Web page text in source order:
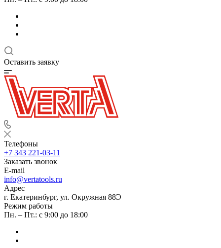
Оставить заявку
Телефоны
+7 343 221-03-11
Заказать звонок
E-mail
info@vertatools.ru
Адрес
г. Екатеринбург, ул. Окружная 88Э
Режим работы
Пн. – Пт.: с 9:00 до 18:00